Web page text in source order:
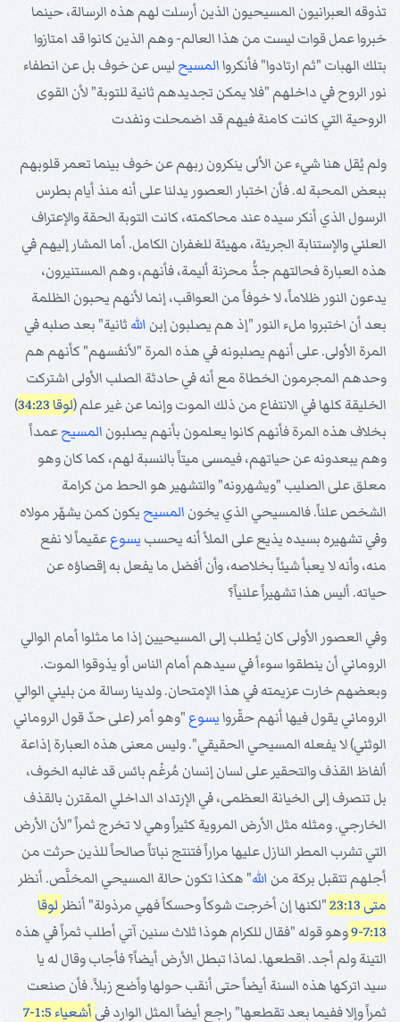
تذوقه العبرانيون المسيحيون الذين أرسلت لهم هذه الرسالة، حينما
خبروا عمل قوات ليست من هذا العالم- وهم الذين كانوا قد امتازوا
بتلك الهبات "ثم ارتادوا" فأنكرواالمسيح ليس عن خوف بل عن انطفاء
نور الروح في داخلهم "فلا يمكن تجديدهم ثانية للتوبة" لأن القوى
الروحية التي كانت كامنة فيهم قد اضمحلت ونفدت
ولم يُقل هنا شيء عن الألى ينكرون ربهم عن خوف بينما تعمر قلوبهم
ببعض المحبة له. فأن اختبار العصور يدلنا على أنه منذ أيام بطرس
الرسول الذي أنكر سيده عند محاكمته، كانت التوبة الحقة والإعتراف
العلني والإستنابة الجريئة، مهيئة للغفران الكامل. أما المشار إليهم في
هذه العبارة فحالتهم جدُّ محزنة أليمة، فأنهم، وهم المستنيرون،
يدعون النور ظلاماً، لا خوفاً من العواقب، إنما لأنهم يحبون الظلمة
بعد أن اختبروا ملء النور "إذ هم يصلبون إبن الله ثانية" بعد صلبه في
المرة الأولى. على أنهم يصلبونه في هذه المرة "لأنفسهم" كأنهم هم
وحدهم المجرمون الخطاة مع أنه في حادثة الصلب الأولى اشتركت
الخليقة كلها في الانتفاع من ذلك الموت وإنما عن غير علم (لوقا 34:23
)
بخلاف هذه المرة فأنهم كانوا يعلمون بأنهم يصلبون المسيحعمداً
وهم يبعدونه عن حياتهم، فيمسى ميتاً بالنسبة لهم، كما كان وهو
معلق على الصليب "ويشهرونه" والتشهير هو الحط من كرامة
الشخص علناً. فالمسيحي الذي يخون المسيح يكون كمن يشهّر مولاه
وفي تشهيره بسيده يذيع على الملأ أنه يحسب يسوععقيماً لا نفع
منه، وأنه لا يعبأ شيئاً بخلاصه، وأن أفضل ما يفعل به إقصاؤه عن
حياته. أليس هذا تشهيراً علنياً؟
وفي العصور الأولى كان يُطلب إلى المسيحيين إذا ما مثلوا أمام الوالي
الروماني أن ينطقوا سوءأ في سيدهم أمام الناس أو يذوقوا الموت.
وبعضهم خارت عزيمته في هذا الإمتحان. ولدينا رسالة من بليني الوالي
الروماني يقول فيها أنهم حقّروايسوع "وهو أمر (على حدّ قول الروماني
الوثني) لا يفعله المسيحي الحقيقي". وليس معنى هذه العبارة إذاعة
ألفاظ القذف والتحقير على لسان إنسان مُرغْم بائس قد غالبه الخوف،
بل تنصرف إلى الخيانة العظمى، في الإرتداد الداخلي المقترن بالقذف
الخارجي. ومثله مثل الأرض المروية كثيراً وهي لا تخرج ثمراً "لأن الأرض
التي تشرب المطر النازل عليها مراراً فتنتج نباتاً صالحاً للذين حرثت من
أجلهم تتقبل بركة من الله" هكذا تكون حالة المسيحي المخلَّص. أنظر
متى 23:13
"لكنها إن أخرجت شوكاً وحسكاً فهي مرذولة" أنظر لوقا
7:13-9
وهو قوله "فقال للكرام هوذا ثلاث سنين آتي أطلب ثمراً في هذه
التينة ولم أجد. اقطعها. لماذا تبطل الأرض أيضاً؟ فأجاب وقال له يا
سيد اتركها هذه السنة أيضاً حتى أنقب حولها وأضع زبلاً. فأن صنعت
ثمراً وإلا ففيما بعد تقطعها" راجع أيضاً المثل الوارد في أشعياء 1:5-7